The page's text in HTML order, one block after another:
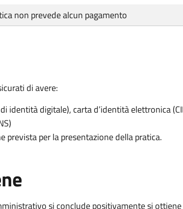
non prevede alcun pagamento
di avere:
identità digitale), carta d’identità elettronica
prevista per la presentazione della pratica.
si conclude positivamente si ottiene